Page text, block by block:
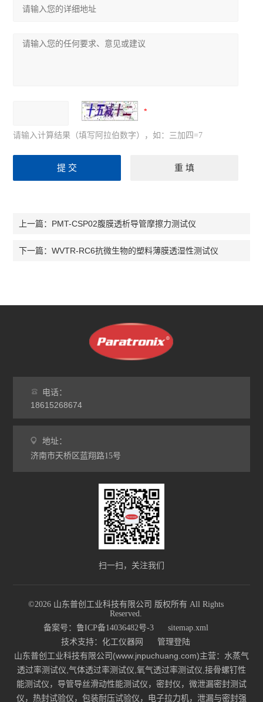
请输入计算结果（填写阿拉伯数字），如：三加四=7
上一篇： PMT-CSP02腹膜透析导管摩擦力测试仪
下一篇：WVTR-RC6抗微生物的塑料薄膜透湿性测试仪
电话：
18615268674
地址：
济南市天桥区蓝翔路15号
扫一扫，关注我们
©2026 山东普创工业科技有限公司 版权所有 All Rights
Reserved.
备案号：鲁ICP备14036482号-3
sitemap.xml
技术支持： 化工仪器网 管理登陆
山东普创工业科技有限公司(www.jnpuchuang.com)主营：水蒸气
透过率测试仪,气体透过率测试仪,氧气透过率测试仪,接骨螺钉性
能测试仪，导管导丝滑动性能测试仪，密封仪，微泄漏密封测试
仪，热封试验仪，包装耐压试验仪，电子拉力机，泄漏与密封强